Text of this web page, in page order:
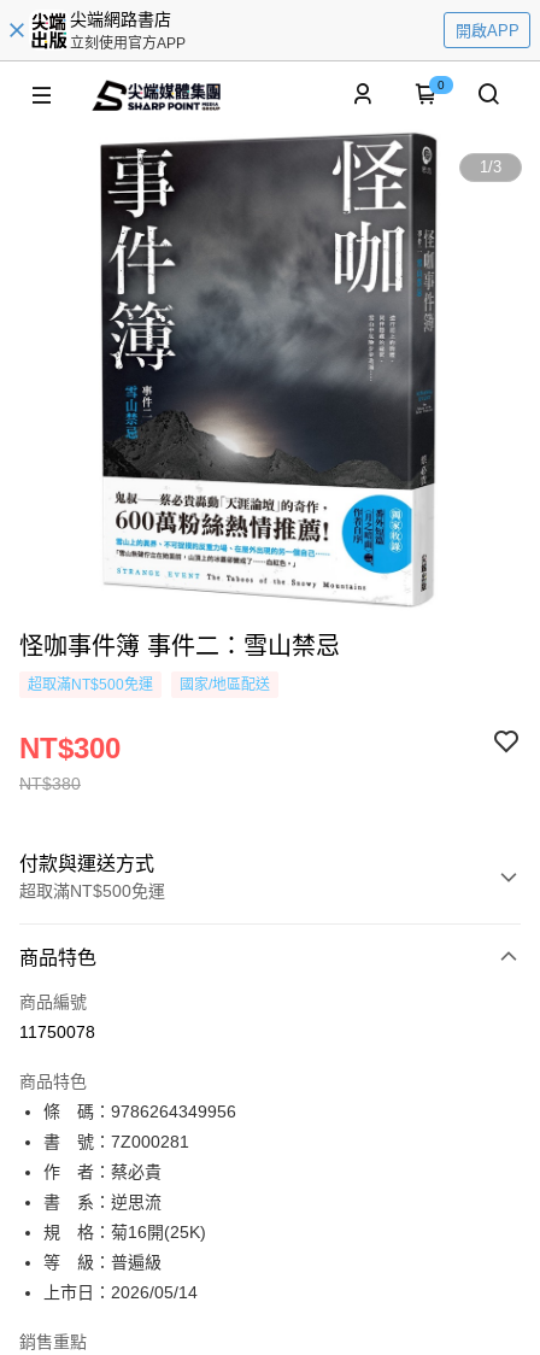
尖端網路書店
立刻使用官方APP
開啟APP
0
1/3
怪咖事件簿 事件二：雪山禁忌
超取滿NT$500免運 國家/地區配送
NT$380
NT$300
付款與運送方式
超取滿NT$500免運
信用卡一次付款
超商取貨付款
相關說明
【關於「AFTEE先享後付」】
AFTEE先享後付是「在收到商品之後才付款」的支付方式。 讓您購物簡單
便利好安心！
１．簡單：不需註冊會員、不需綁卡、不需儲值。
２．便利：只要手機號碼，簡訊認證，即可結帳。
３．安心：先確認商品／服務後，再付款。
【「AFTEE先享後付」結帳流程】
１．於結帳方式選擇「AFTEE先享後付」後，將跳轉至「AFTEE先享後付」
２．訂單成立數日內，您將收到繳費通知簡訊。
ATM付款
運送方式
全家取貨付款
每筆NT$80，滿NT$500(含以上)免運費
每筆NT$80，滿NT$500(含以上)免運費
商品特色
商品編號
11750078
商品特色
條 碼：9786264349956
書 號：7Z000281
作 者：蔡必貴
書 系：逆思流
規 格：菊16開(25K)
等 級：普遍級
上市日：2026/05/14
銷售重點